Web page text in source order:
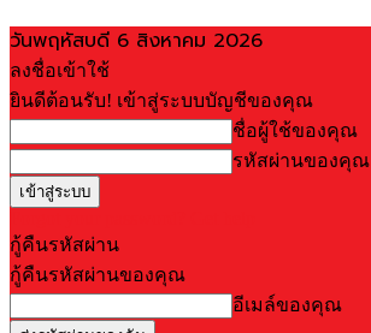
วันพฤหัสบดี 6 สิงหาคม 2026
ลงชื่อเข้าใช้
ยินดีต้อนรับ! เข้าสู่ระบบบัญชีของคุณ
ชื่อผู้ใช้ของคุณ
รหัสผ่านของคุณ
กู้คืนรหัสผ่าน
กู้คืนรหัสผ่านของคุณ
อีเมล์ของคุณ